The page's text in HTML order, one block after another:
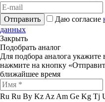
Отправить Даю согласие
данных
Закрыть
Подобрать аналог
Для подбора аналога
нажмите на кнопку
ближайшее время
Ru Ru By Kz Az Am Ge Kg Tj